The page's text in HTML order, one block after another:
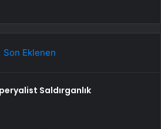
Son Eklenen
Saldırganlık